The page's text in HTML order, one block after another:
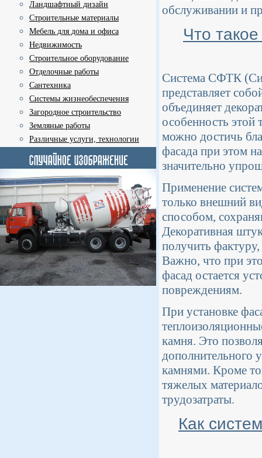
Ландшафтный дизайн
Строительные материалы
Мебель для дома и офиса
Недвижимость
Строительное оборудование
Отделочные работы
Сантехника
Системы жизнеобеспечения
Загородное строительство
Земляные работы
Различные услуги, технологии
обслуживании и
Что
Система СФТК
представляет
объединяет
особенность этой
можно достичь
фасада при этом
значительно
Применение
только внешний
способом,
Декоративная
получить
Важно, что при
фасад остается
повреждениям.
При установке
камня. Это
дополнительного
камнями. Кроме
тяжелых
трудозатраты.
Как